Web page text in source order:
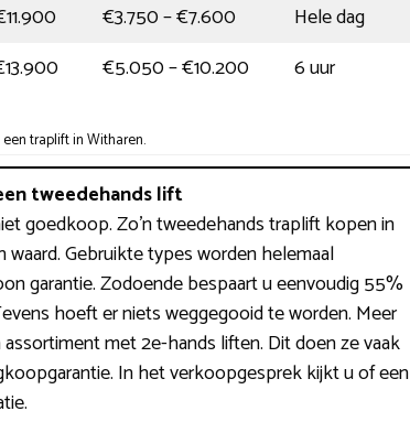
€3.750 – €7.600
Hele dag
€5.050 – €10.200 6 uur
traplift in Witharen.
tweedehands lift
goedkoop. Zo’n tweedehands traplift kopen in
Gebruikte types worden helemaal
garantie. Zodoende bespaart u eenvoudig 55%
hoeft er niets weggegooid te worden. Meer
met 2e-hands liften. Dit doen ze vaak
In het verkoopgesprek kijkt u of een